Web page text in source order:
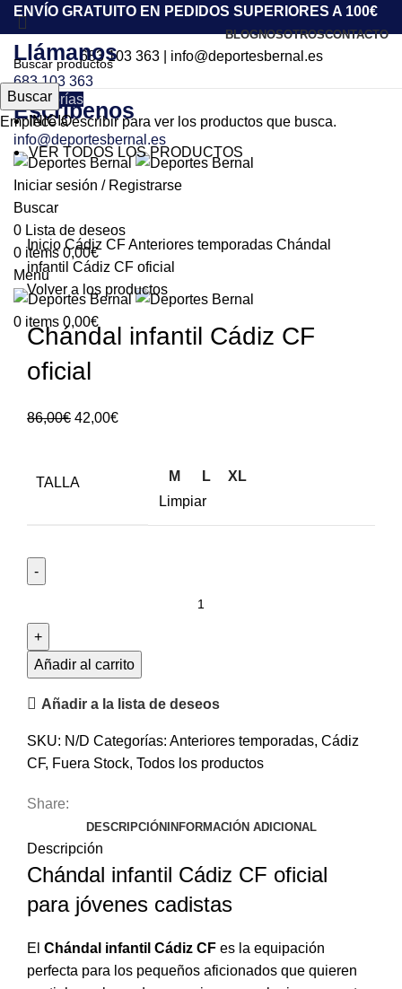
ENVÍO GRATUITO EN PEDIDOS SUPERIORES A 100€
BLOGNOSOTROSCONTACTO
683 103 363| info@deportesbernal.es
Llámanos
683 103 363
Escríbenos
info@deportesbernal.es
Iniciar sesión / Registrarse
Buscar
0 Lista de deseos
0 items 0,00€
Menu
0 items 0,00€
Categorías
INICIO
VER TODOS LOS PRODUCTOS
-51%
Click to enlarge
InicioCádiz CFAnteriores temporadas Chándal
infantil Cádiz CF oficial
Volver a los productos
Chándal infantil Cádiz CF
oficial
86,00€ 42,00€
TALLA M L
XL
Limpiar
Añadir al carrito
Añadir a la lista de deseos
SKU: N/D Categorías: Anteriores temporadas, Cádiz
CF, Fuera Stock, Todos los productos
Share:
DESCRIPCIÓN INFORMACIÓN ADICIONAL
Descripción
Chándal infantil Cádiz CF oficial
para jóvenes cadistas
El Chándal infantil Cádiz CF es la equipación
perfecta para los pequeños aficionados que quieren
Buscar
Empiece a escribir para ver los productos que busca.